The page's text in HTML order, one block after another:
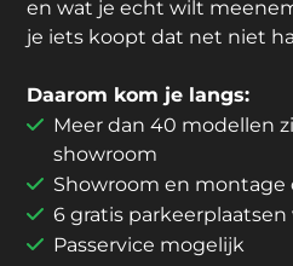
en wat je echt wilt
je iets koopt dat net niet
Daarom kom je langs:
Meer dan 40 modellen
showroom
Showroom en montage
6 gratis
Passervice mogelijk